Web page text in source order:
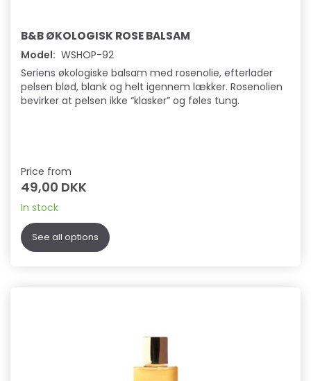
B&B ØKOLOGISK ROSE BALSAM
Model: WSHOP-92
Seriens økologiske balsam med rosenolie, efterlader
pelsen blød, blank og helt igennem lækker. Rosenolien
bevirker at pelsen ikke “klasker” og føles tung.
Price from
49,00 DKK
In stock
See all options